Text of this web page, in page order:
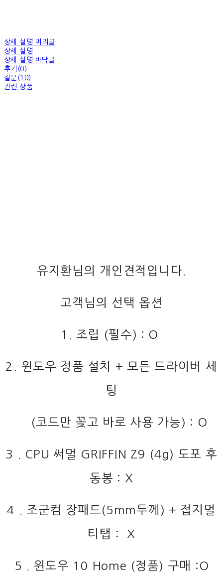
상세 설명 머리글
상세 설명
상세 설명 바닥글
후기(0)
질문(10)
관련 상품
유지환님의 개인견적입니다.
고객님의 선택 옵션
1. 조립 (필수) : O
2. 윈도우 정품 설치 + 모든 드라이버 세
팅
(코드만 꽂고 바로 사용 가능) : O
3 . CPU 써멀 GRIFFIN Z9 (4g) 도포 후
동봉 : X
4 . 조군컴 장패드(5mm두께) + 접지멀
티탭 : X
5 . 윈도우 10 Home (정품) 구매 :O